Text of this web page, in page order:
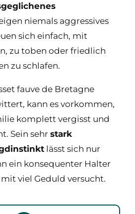
niemals aggressives
sich einfach, mit
zu toben oder friedlich
zu schlafen.
fauve de Bretagne
kann es vorkommen,
komplett vergisst und
Sein sehr stark
lässt sich nur
ein konsequenter Halter
viel Geduld versucht.